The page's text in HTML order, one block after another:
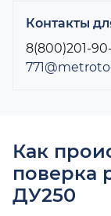
Контакты
8(800)201-
Как
поверка
ДУ250